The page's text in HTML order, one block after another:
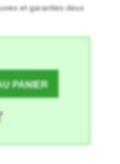
et garanties deux
PANIER